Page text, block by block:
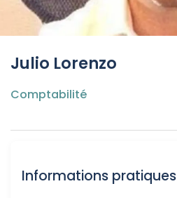
Julio Lorenzo
Comptabilité
Informations pratiques